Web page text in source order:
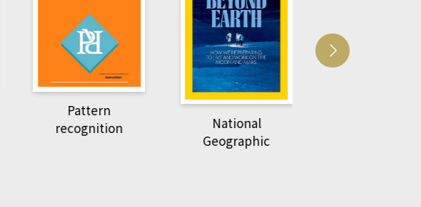
National
Geographic
Harvard Business
Review